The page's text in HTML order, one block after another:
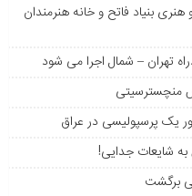
بنیاد فاتح و خانه هنرمندان
تهران – شمال اجرا می شود
منچسترسیتی
یک پرسپولیسی در عراق
شایعات جدایی!
برگشت